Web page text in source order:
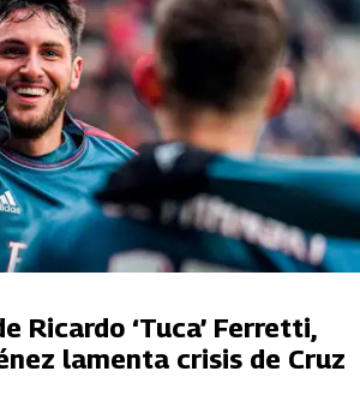
Ricardo ‘Tuca’ Ferretti,
lamenta crisis de Cruz